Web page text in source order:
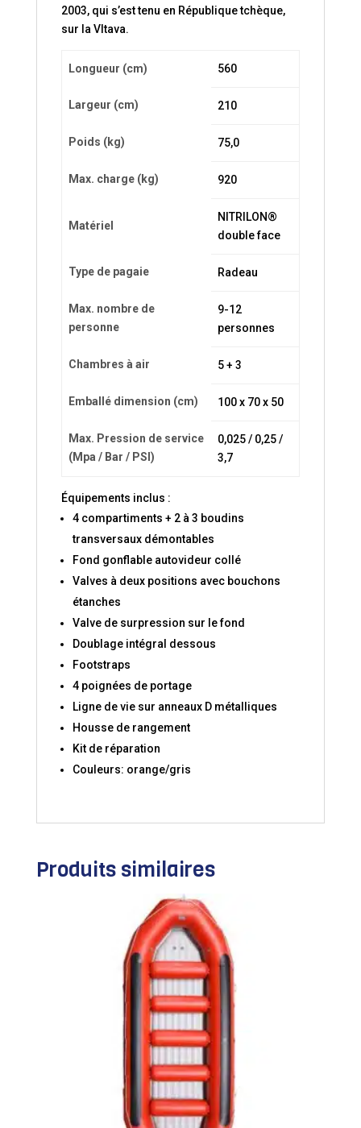
2003, qui s’est tenu en République tchèque,
sur la Vltava.
Longueur (cm) 560
Largeur (cm) 210
Poids (kg) 75,0
Max. charge (kg) 920
Matériel
NITRILON®
double face
Type de pagaie Radeau
Max. nombre de
personne
9-12
personnes
Chambres à air 5 + 3
Emballé dimension (cm) 100 x 70 x 50
Max. Pression de service
(Mpa / Bar / PSI)
0,025 / 0,25 /
3,7
Équipements inclus :
4 compartiments + 2 à 3 boudins
transversaux démontables
Fond gonflable autovideur collé
Valves à deux positions avec bouchons
étanches
Valve de surpression sur le fond
Doublage intégral dessous
Footstraps
4 poignées de portage
Ligne de vie sur anneaux D métalliques
Housse de rangement
Kit de réparation
Couleurs: orange/gris
Produits similaires